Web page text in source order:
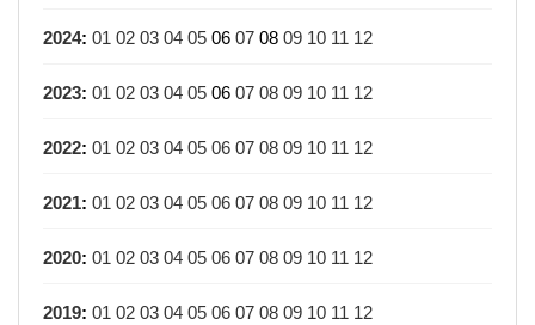
2024: 01 02 03 04 05 06 07 08 09 10 11 12
2023: 01 02 03 04 05 06 07 08 09 10 11 12
2022: 01 02 03 04 05 06 07 08 09 10 11 12
2021: 01 02 03 04 05 06 07 08 09 10 11 12
2020: 01 02 03 04 05 06 07 08 09 10 11 12
2019: 01 02 03 04 05 06 07 08 09 10 11 12